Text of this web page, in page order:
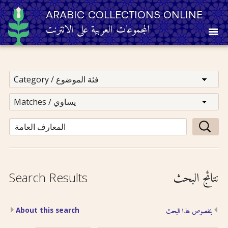
ARABIC COLLECTIONS ONLINE
المجموعات العربية على الانترنت
Other Resources
Browse
Browse by Category
Search
Search Results نتائج البحث
About this search بخصوص هذا البحث